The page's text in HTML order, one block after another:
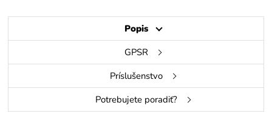
Popis
GPSR
Príslušenstvo
Potrebujete poradiť?